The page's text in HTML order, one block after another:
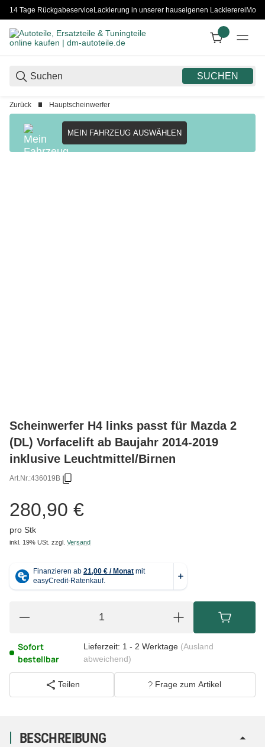
14 Tage RückgabeserviceLackierung in unserer hauseigenen Lackiererei
SUCHEN
Zurück Hauptscheinwerfer
MEIN FAHRZEUG AUSWÄHLEN
Scheinwerfer H4 links passt für Mazda 2
(DL) Vorfacelift ab Baujahr 2014-2019
inklusive Leuchtmittel/Birnen
Art.Nr.:436019B
280,90 €
pro Stk
inkl. 19% USt. zzgl. Versand
Sofort
bestellbar
Lieferzeit: 1 - 2 Werktage (Ausland
abweichend)
Teilen Frage zum Artikel
BESCHREIBUNG